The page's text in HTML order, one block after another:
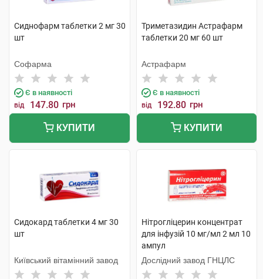
Сиднофарм таблетки 2 мг 30
шт
Софарма
Є в наявності
від 147.80 грн
КУПИТИ
Триметазидин Астрафарм
таблетки 20 мг 60 шт
Астрафарм
Є в наявності
від 192.80 грн
КУПИТИ
Сидокард таблетки 4 мг 30
шт
Київський вітамінний завод
Нітрогліцерин концентрат
для інфузій 10 мг/мл 2 мл 10
ампул
Дослідний завод ГНЦЛС